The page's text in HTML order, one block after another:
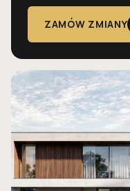
ZAMÓW ZMIANY